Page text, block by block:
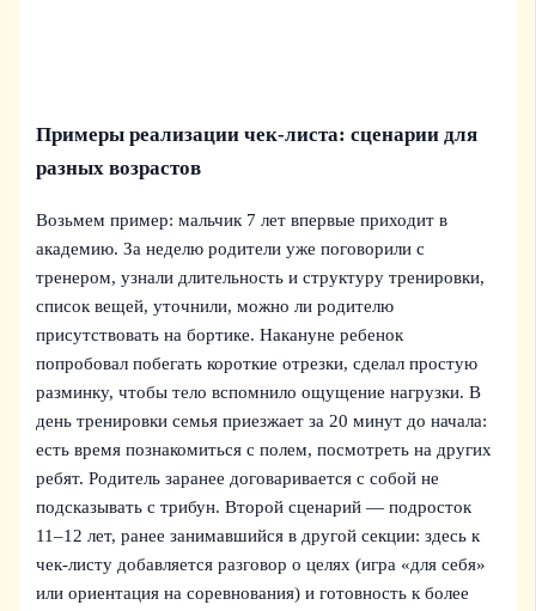
Примеры реализации чек-листа: сценарии для
разных возрастов
Возьмем пример: мальчик 7 лет впервые приходит в
академию. За неделю родители уже поговорили с
тренером, узнали длительность и структуру тренировки,
список вещей, уточнили, можно ли родителю
присутствовать на бортике. Накануне ребенок
попробовал побегать короткие отрезки, сделал простую
разминку, чтобы тело вспомнило ощущение нагрузки. В
день тренировки семья приезжает за 20 минут до начала:
есть время познакомиться с полем, посмотреть на других
ребят. Родитель заранее договаривается с собой не
подсказывать с трибун. Второй сценарий — подросток
11–12 лет, ранее занимавшийся в другой секции: здесь к
чек-листу добавляется разговор о целях (игра «для себя»
или ориентация на соревнования) и готовность к более